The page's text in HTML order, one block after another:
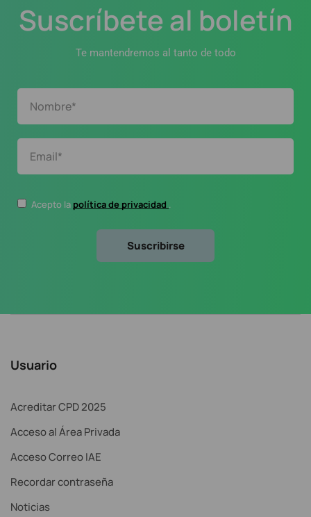
Suscríbete al boletín
Te mantendremos al tanto de todo
Acepto la política de privacidad .
Usuario
Acreditar CPD 2025
Acceso al Área Privada
Acceso Correo IAE
Recordar contraseña
Noticias